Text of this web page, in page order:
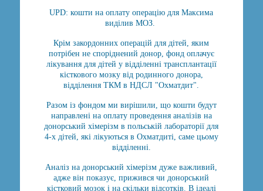
UPD: кошти на оплату операцію для Максима
виділив МОЗ.
Крім закордонних операцій для дітей, яким
потрібен не споріднений донор, фонд оплачує
лікування для дітей у відділенні трансплантації
кісткового мозку від родинного донора,
відділення ТКМ в НДСЛ "Охматдит".
Разом із фондом ми вирішили, що кошти будут
направлені на оплату проведення аналізів на
донорський хімерізм в польській лабораторії для
4-х дітей, які лікуються в Охматдиті, саме цьому
відділенні.
Аналіз на донорський хімерізм дуже важливий,
адже він показує, прижився чи донорський
кістковий мозок і на скільки відсотків. В ідеалі